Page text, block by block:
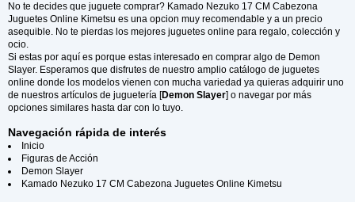
No te decides que juguete comprar? Kamado Nezuko 17 CM Cabezona
Juguetes Online Kimetsu es una opcion muy recomendable y a un precio
asequible. No te pierdas los mejores juguetes online para regalo, colección y
ocio.
Si estas por aquí es porque estas interesado en comprar algo de Demon
Slayer. Esperamos que disfrutes de nuestro amplio catálogo de juguetes
online donde los modelos vienen con mucha variedad ya quieras adquirir uno
de nuestros artículos de juguetería [Demon Slayer] o navegar por más
opciones similares hasta dar con lo tuyo.
Navegación rápida de interés
Inicio
Figuras de Acción
Demon Slayer
Kamado Nezuko 17 CM Cabezona Juguetes Online Kimetsu